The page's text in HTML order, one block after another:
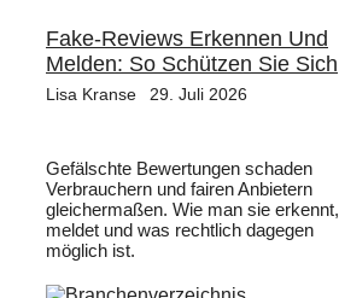
Fake-Reviews Erkennen Und
Melden: So Schützen Sie Sich
Lisa Kranse 29. Juli 2026
Gefälschte Bewertungen schaden
Verbrauchern und fairen Anbietern
gleichermaßen. Wie man sie erkennt,
meldet und was rechtlich dagegen
möglich ist.